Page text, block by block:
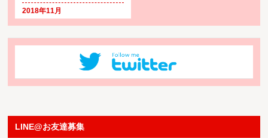
2018年11月
LINE@お友達募集